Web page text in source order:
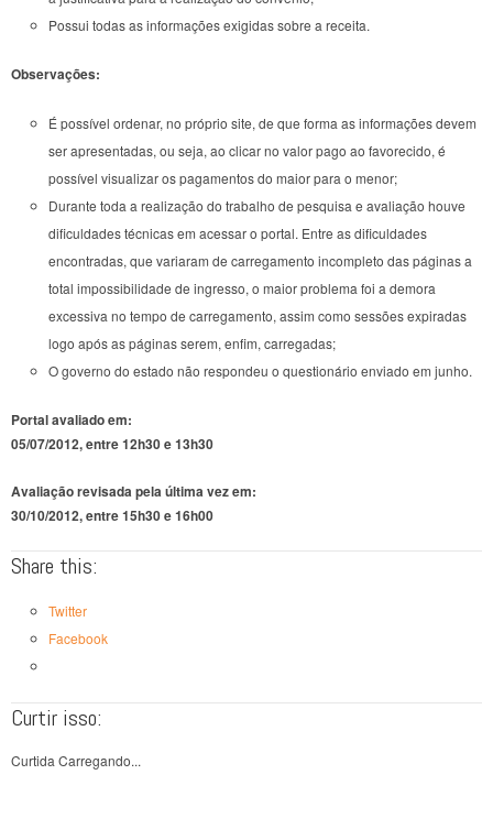
Possui todas as informações exigidas sobre a receita.
Observações:
É possível ordenar, no próprio site, de que forma as informações devem
ser apresentadas, ou seja, ao clicar no valor pago ao favorecido, é
possível visualizar os pagamentos do maior para o menor;
Durante toda a realização do trabalho de pesquisa e avaliação houve
dificuldades técnicas em acessar o portal. Entre as dificuldades
encontradas, que variaram de carregamento incompleto das páginas a
total impossibilidade de ingresso, o maior problema foi a demora
excessiva no tempo de carregamento, assim como sessões expiradas
logo após as páginas serem, enfim, carregadas;
O governo do estado não respondeu o questionário enviado em junho.
Portal avaliado em:
05/07/2012, entre 12h30 e 13h30
Avaliação revisada pela última vez em:
30/10/2012, entre 15h30 e 16h00
Share this:
Twitter
Facebook
Curtir isso:
Curtida Carregando...